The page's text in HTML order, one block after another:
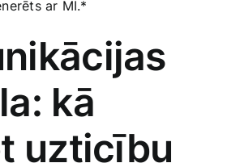
ar MI.*
kā
uzticību